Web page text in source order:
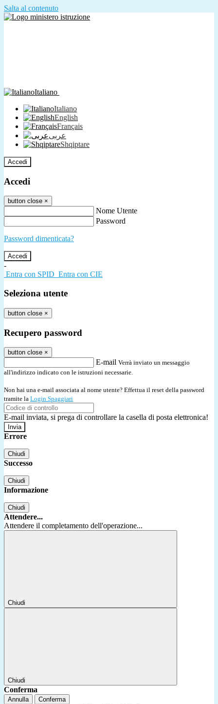
Salta al contenuto
Italiano
Italiano
English
Français
عربى
Shqiptare
Accedi
Accedi
button close ×
Nome Utente
Password
Password dimenticata?
-
Entra con SPID Entra con CIE
Seleziona utente
button close ×
Recupero password
button close ×
E-mail Verrà inviato un messaggio
all'indirizzo indicato con le istruzioni necessarie.
Non hai una e-mail associata al nome utente? Effettua il reset della password
tramite la Login Spaggiari
E-mail inviata, si prega di controllare la casella di posta elettronica!
Errore
Chiudi
Successo
Chiudi
Informazione
Chiudi
Attendere...
Attendere il completamento dell'operazione...
Chiudi
Chiudi
Conferma
Annulla Conferma